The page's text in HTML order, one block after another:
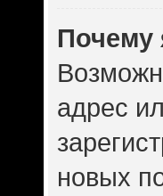
Почему
адрес
новых